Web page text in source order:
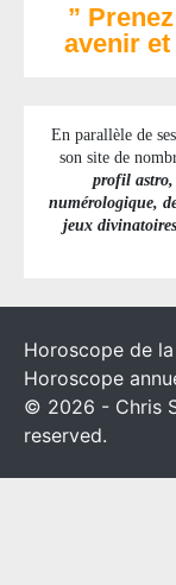
”
avenir et
En parallèle de
son site de
profil astro,
numérologique,
jeux
Horoscope de
Horoscope
© 2026 - Chris
reserved.